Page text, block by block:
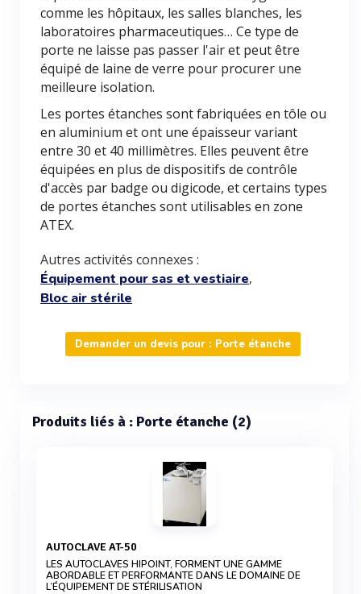
comme les hôpitaux, les salles blanches, les
laboratoires pharmaceutiques… Ce type de
porte ne laisse pas passer l'air et peut être
équipé de laine de verre pour procurer une
meilleure isolation.
Les portes étanches sont fabriquées en tôle ou
en aluminium et ont une épaisseur variant
entre 30 et 40 millimètres. Elles peuvent être
équipées en plus de dispositifs de contrôle
d'accès par badge ou digicode, et certains types
de portes étanches sont utilisables en zone
ATEX.
Autres activités connexes :
Équipement pour sas et vestiaire,
Bloc air stérile
Demander un devis pour : Porte étanche
Produits liés à : Porte étanche (2)
AUTOCLAVE AT-50
LES AUTOCLAVES HIPOINT, FORMENT UNE GAMME
ABORDABLE ET PERFORMANTE DANS LE DOMAINE DE
L’ÉQUIPEMENT DE STÉRILISATION